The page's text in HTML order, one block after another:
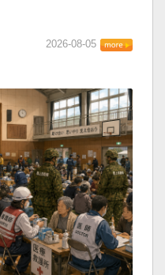
2026-08-05